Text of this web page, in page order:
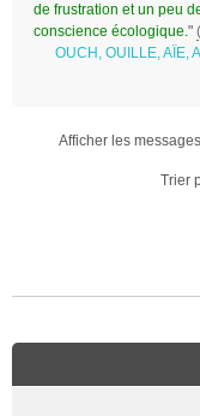
de frustration et un peu
conscience écologique."
OUCH, OUILLE, AÏE,
Afficher les
Trier